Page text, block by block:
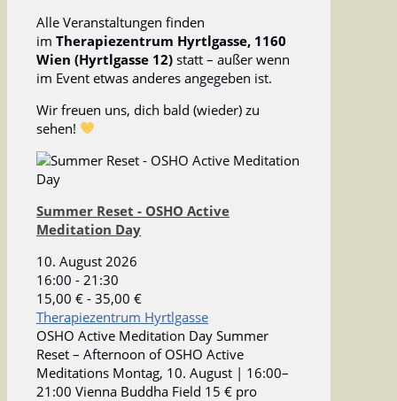
Alle Veranstaltungen finden
im Therapiezentrum Hyrtlgasse, 1160
Wien (Hyrtlgasse 12) statt – außer wenn
im Event etwas anderes angegeben ist.
Wir freuen uns, dich bald (wieder) zu
sehen!
Summer Reset - OSHO Active
Meditation Day
10. August 2026
16:00 - 21:30
15,00 € - 35,00 €
Therapiezentrum Hyrtlgasse
OSHO Active Meditation Day Summer
Reset – Afternoon of OSHO Active
Meditations Montag, 10. August | 16:00–
21:00 Vienna Buddha Field 15 € pro